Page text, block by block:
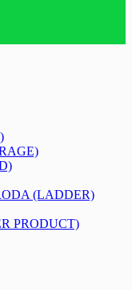
(LADDER)
PRODUCT)